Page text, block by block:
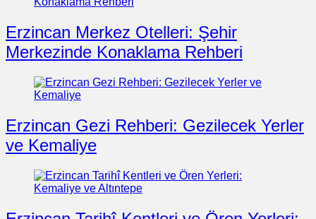
Erzincan Merkez Otelleri: Şehir
Merkezinde Konaklama Rehberi
Erzincan Gezi Rehberi: Gezilecek Yerler
ve Kemaliye